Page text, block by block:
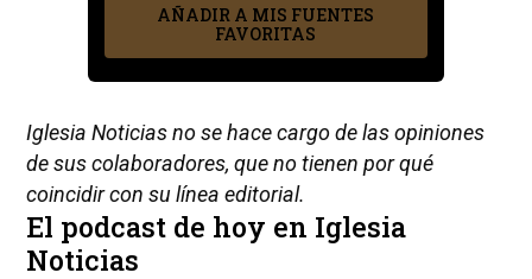
AÑADIR A MIS FUENTES
FAVORITAS
Iglesia Noticias no se hace cargo de las opiniones
de sus colaboradores, que no tienen por qué
coincidir con su línea editorial.
El podcast de hoy en Iglesia
Noticias